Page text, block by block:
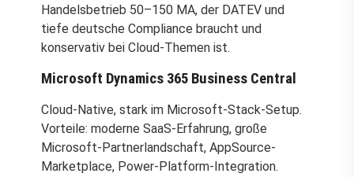
Handelsbetrieb 50–150 MA, der DATEV und
tiefe deutsche Compliance braucht und
konservativ bei Cloud-Themen ist.
Microsoft Dynamics 365 Business Central
Cloud-Native, stark im Microsoft-Stack-Setup.
Vorteile: moderne SaaS-Erfahrung, große
Microsoft-Partnerlandschaft, AppSource-
Marketplace, Power-Platform-Integration.